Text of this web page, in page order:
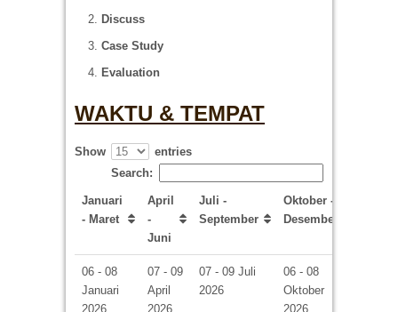
Discuss
Case Study
Evaluation
WAKTU & TEMPAT
Show
entries
Search:
Januari
- Maret
April
-
Juni
Juli -
September
Oktober -
Desember
06 - 08
Januari
2026
07 - 09
April
2026
07 - 09 Juli
2026
06 - 08
Oktober
2026